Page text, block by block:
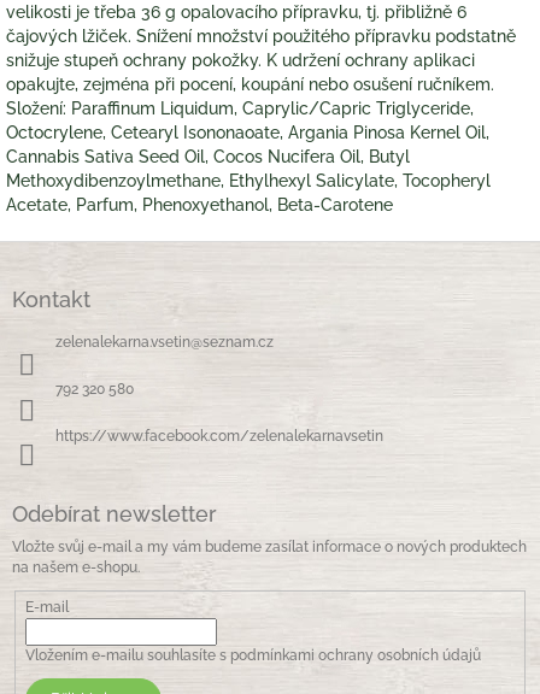
velikosti je třeba 36 g opalovacího přípravku, tj. přibližně 6
čajových lžiček. Snížení množství použitého přípravku podstatně
snižuje stupeň ochrany pokožky. K udržení ochrany aplikaci
opakujte, zejména při pocení, koupání nebo osušení ručníkem.
Složení: Paraffinum Liquidum, Caprylic/Capric Triglyceride,
Octocrylene, Cetearyl Isononaoate, Argania Pinosa Kernel Oil,
Cannabis Sativa Seed Oil, Cocos Nucifera Oil, Butyl
Methoxydibenzoylmethane, Ethylhexyl Salicylate, Tocopheryl
Acetate, Parfum, Phenoxyethanol, Beta-Carotene
Kontakt
zelenalekarna.vsetin@seznam.cz
792 320 580
https://www.facebook.com/zelenalekarnavsetin
Odebírat newsletter
Vložte svůj e-mail a my vám budeme zasílat informace o nových produktech
na našem e-shopu.
E-mail
Vložením e-mailu souhlasíte s podmínkami ochrany osobních údajů